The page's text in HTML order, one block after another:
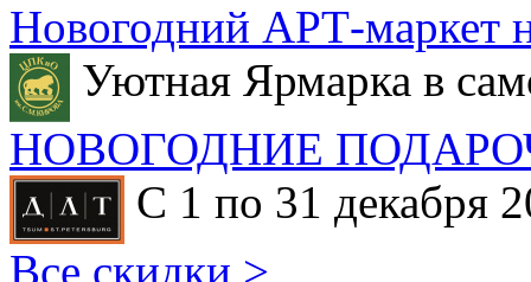
Новогодний АРТ-маркет
Уютная Ярмарка в
НОВОГОДНИЕ
С 1 по 31 декабря
Все скидки >